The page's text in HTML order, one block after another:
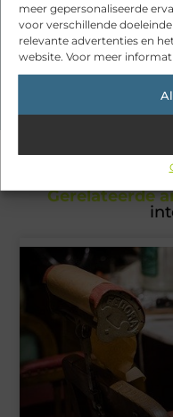
meer gepersonaliseerde
voor verschillende
relevante advertenties en
website. Voor meer
Had je deze
Ontdek de boeiende en
Gerelateerde